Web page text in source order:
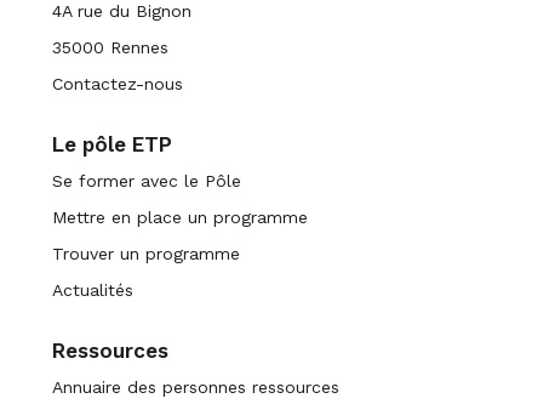
4A rue du Bignon
35000 Rennes
Contactez-nous
Le pôle ETP
Se former avec le Pôle
Mettre en place un programme
Trouver un programme
Actualités
Ressources
Annuaire des personnes ressources